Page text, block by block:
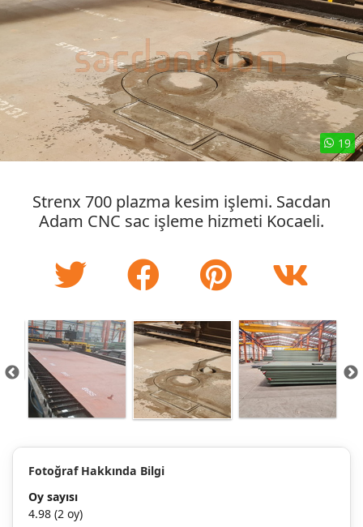
19
Strenx 700 plazma kesim işlemi. Sacdan
Adam CNC sac işleme hizmeti Kocaeli.
Fotoğraf Hakkında Bilgi
Oy sayısı
4.98 (2 oy)